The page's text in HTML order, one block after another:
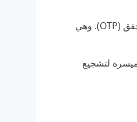
يطلب المحتالون أرقاماً سرية، أو الرقم الوطني، أو رمز التحقق (OTP). وهي
لتشجيع